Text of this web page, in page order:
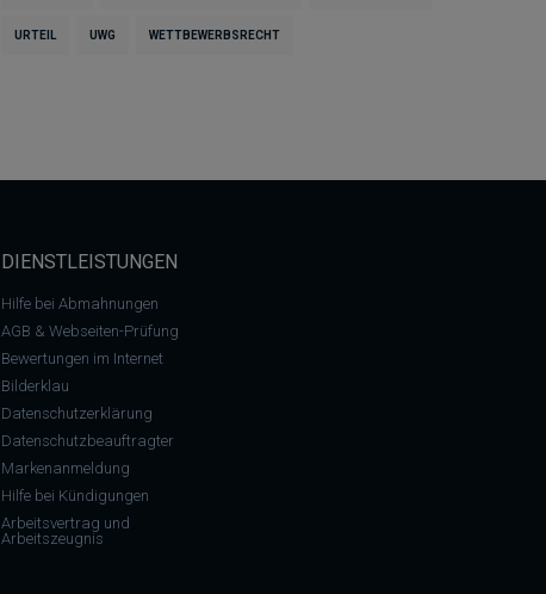
URTEIL UWG WETTBEWERBSRECHT
DIENSTLEISTUNGEN
Hilfe bei Abmahnungen
AGB & Webseiten-Prüfung
Bewertungen im Internet
Bilderklau
Datenschutzerklärung
Datenschutzbeauftragter
Markenanmeldung
Hilfe bei Kündigungen
Arbeitsvertrag und
Arbeitszeugnis